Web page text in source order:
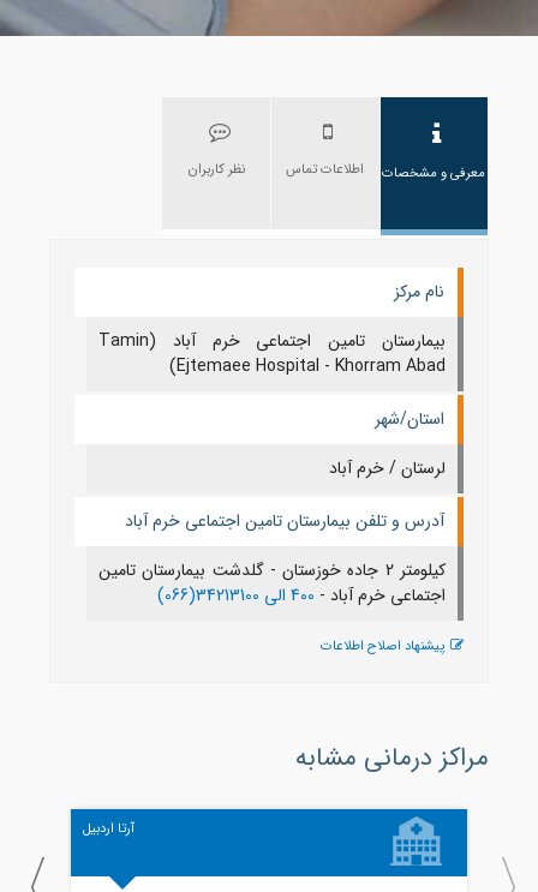
معرفی و مشخصات اطلاعات تماس نظر کاربران
نام مرکز
بیمارستان تامین اجتماعی خرم آباد (Tamin
Ejtemaee Hospital - Khorram Abad)
استان/شهر
لرستان / خرم آباد
آدرس و تلفن بیمارستان تامین اجتماعی خرم آباد
کیلومتر 2 جاده خوزستان - گلدشت بیمارستان تامین
اجتماعی خرم آباد - 400 الی 34213100(066)
پیشنهاد اصلاح اطلاعات
مراکز درمانی مشابه
آرتا اردبیل